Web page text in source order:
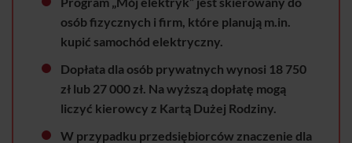
osób fizycznych i firm, które planują m.in.
kupić samochód elektryczny.
Dopłata dla osób prywatnych wynosi 18 750
zł lub 27 000 zł. Na wyższą dopłatę mogą
liczyć kierowcy z Kartą Dużej Rodziny.
W przypadku przedsiębiorców znaczenie dla